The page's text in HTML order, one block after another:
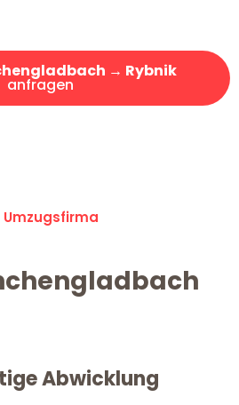
→ Rybnik
anfragen
Abwicklung